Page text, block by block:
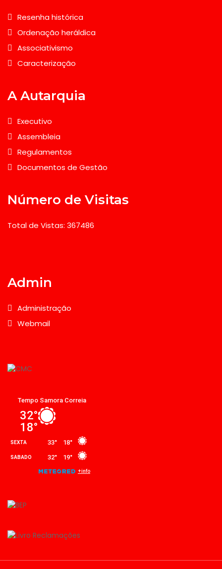
Resenha histórica
Ordenação heráldica
Associativismo
Caracterização
A Autarquia
Executivo
Assembleia
Regulamentos
Documentos de Gestão
Número de Visitas
Total de Vistas: 367486
Admin
Administração
Webmail